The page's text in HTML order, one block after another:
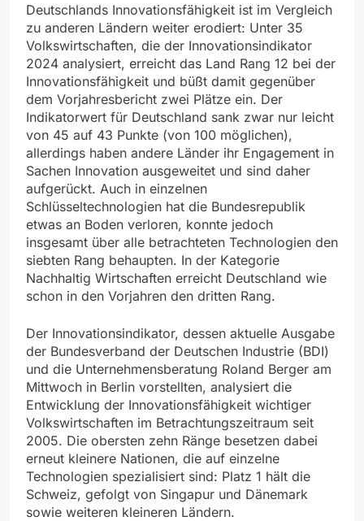
Deutschlands Innovationsfähigkeit ist im Vergleich
zu anderen Ländern weiter erodiert: Unter 35
Volkswirtschaften, die der Innovationsindikator
2024 analysiert, erreicht das Land Rang 12 bei der
Innovationsfähigkeit und büßt damit gegenüber
dem Vorjahresbericht zwei Plätze ein. Der
Indikatorwert für Deutschland sank zwar nur leicht
von 45 auf 43 Punkte (von 100 möglichen),
allerdings haben andere Länder ihr Engagement in
Sachen Innovation ausgeweitet und sind daher
aufgerückt. Auch in einzelnen
Schlüsseltechnologien hat die Bundesrepublik
etwas an Boden verloren, konnte jedoch
insgesamt über alle betrachteten Technologien den
siebten Rang behaupten. In der Kategorie
Nachhaltig Wirtschaften erreicht Deutschland wie
schon in den Vorjahren den dritten Rang.
Der Innovationsindikator, dessen aktuelle Ausgabe
der Bundesverband der Deutschen Industrie (BDI)
und die Unternehmensberatung Roland Berger am
Mittwoch in Berlin vorstellten, analysiert die
Entwicklung der Innovationsfähigkeit wichtiger
Volkswirtschaften im Betrachtungszeitraum seit
2005. Die obersten zehn Ränge besetzen dabei
erneut kleinere Nationen, die auf einzelne
Technologien spezialisiert sind: Platz 1 hält die
Schweiz, gefolgt von Singapur und Dänemark
sowie weiteren kleineren Ländern.